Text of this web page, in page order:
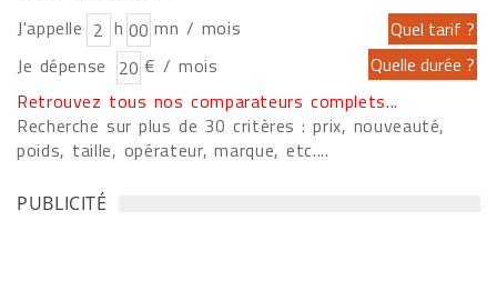
J'appelle h
mn / mois
Je dépense
€ / mois
Retrouvez tous nos comparateurs complets...
Recherche sur plus de 30 critères : prix, nouveauté,
poids, taille, opérateur, marque, etc....
PUBLICITÉ